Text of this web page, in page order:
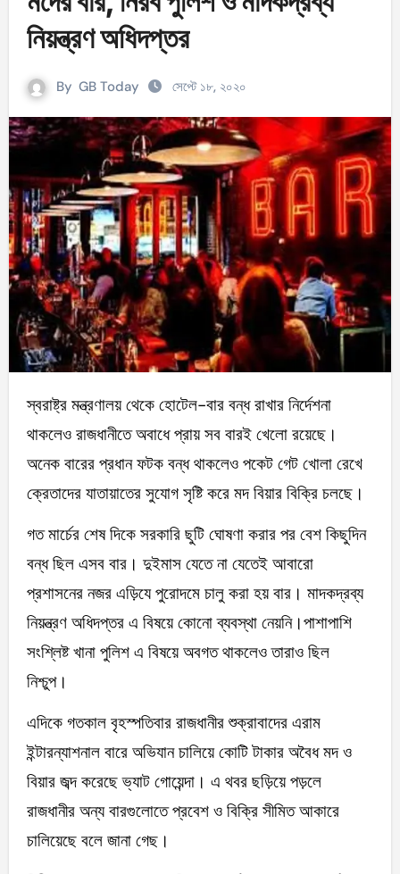
নিয়ন্ত্রণ অধিদপ্তর
By GB Today সেপ্টে ১৮, ২০২০
স্বরাষ্ট্র মন্ত্রণালয় থেকে হোটেল-বার বন্ধ রাখার নির্দেশনা
থাকলেও রাজধানীতে অবাধে প্রায় সব বারই খেলো রয়েছে।
অনেক বারের প্রধান ফটক বন্ধ থাকলেও পকেট গেট খোলা রেখে
ক্রেতাদের যাতায়াতের সুযোগ সৃষ্টি করে মদ বিয়ার বিক্রি চলছে।
গত মার্চের শেষ দিকে সরকারি ছুটি ঘোষণা করার পর বেশ কিছুদিন
বন্ধ ছিল এসব বার। দুইমাস যেতে না যেতেই আবারো
প্রশাসনের নজর এড়িযে পুরোদমে চালু করা হয় বার। মাদকদ্রব্য
নিয়ন্ত্রণ অধিদপ্তর এ বিষয়ে কোনো ব্যবস্থা নেয়নি।পাশাপাশি
সংশ্লিষ্ট খানা পুলিশ এ বিষয়ে অবগত থাকলেও তারাও ছিল
নিশ্চুপ।
এদিকে গতকাল বৃহস্পতিবার রাজধানীর শুক্রাবাদের এরাম
ইন্টারন্যাশনাল বারে অভিযান চালিয়ে কোটি টাকার অবৈধ মদ ও
বিয়ার জব্দ করেছে ভ্যাট গোয়েন্দা। এ থবর ছড়িয়ে পড়লে
রাজধানীর অন্য বারগুলোতে প্রবেশ ও বিক্রি সীমিত আকারে
চালিয়েছে বলে জানা গেছ।